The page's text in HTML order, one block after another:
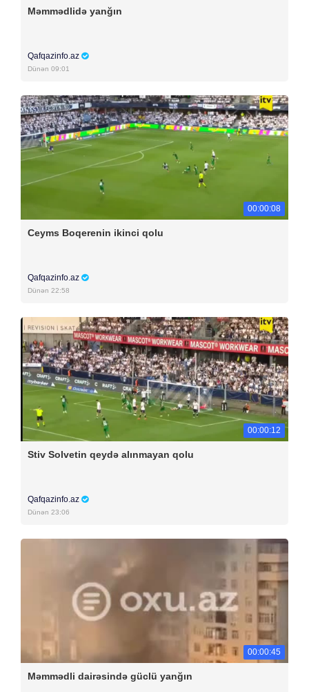
Məmmədlidə yanğın
Qafqazinfo.az
Dünən 09:01
00:00:08
Ceyms Boqerenin ikinci qolu
Qafqazinfo.az
Dünən 22:58
00:00:12
Stiv Solvetin qeydə alınmayan qolu
Qafqazinfo.az
Dünən 23:06
00:00:45
Məmmədli dairəsində güclü yanğın